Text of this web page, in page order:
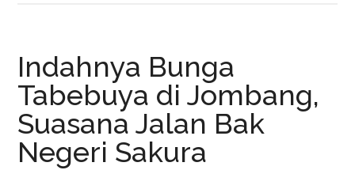
Agar
Bisa
Selling
Indahnya Bunga
Tabebuya di Jombang,
Suasana Jalan Bak
Negeri Sakura